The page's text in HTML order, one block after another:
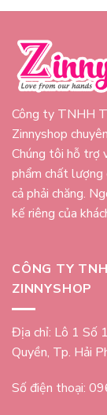
Công ty TNHH
Zinnyshop
Chúng tôi hỗ trợ
phẩm chất
cả phải chăng.
kế riêng của
CÔNG TY
ZINNYSHOP
Địa chỉ: Lô 1 Số
Quyền, Tp. Hải
Số điện thoại: